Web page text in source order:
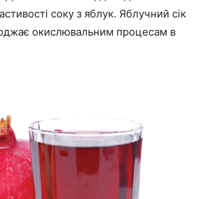
соку з яблук. Яблучний сік
окислювальним процесам в